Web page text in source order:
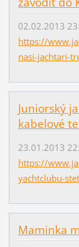
02.02.2013
https://
nasi-jachtari-
Juniorský
kabelové
23.01.2013
https://
yachtclubu-
Maminka